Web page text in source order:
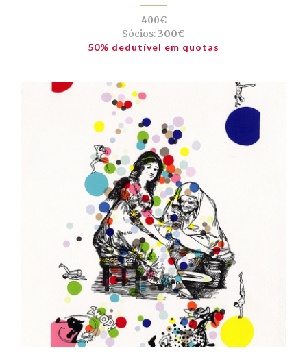
400€
Sócios: 300€
50% dedutível em quotas